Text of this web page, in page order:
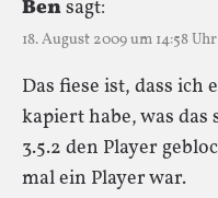
Bensagt:
18. August 2009 um 14:58 Uhr
Das fiese ist, dass
kapiert habe, was
3.5.2 den Player
mal ein Player war.